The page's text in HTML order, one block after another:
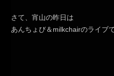
さて、宵山の昨日は
あんちょび＆milkchairのライブ